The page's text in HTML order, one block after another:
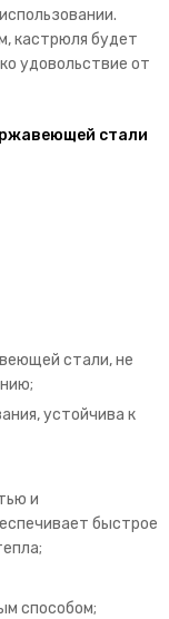
кастрюля будет
удовольствие от
стали
стали, не
устойчива к
и
быстрое
способом;